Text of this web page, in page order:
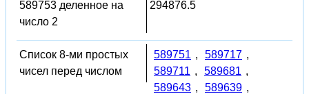
589753 деленное на
число 2
294876.5
Список 8-ми простых
чисел перед числом
589751 , 589717 ,
589711 , 589681 ,
589643 , 589639 ,